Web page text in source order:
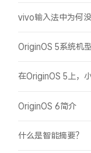
vivo输入法中为何
在OriginOS 5上，
OriginOS 6简介
什么是智能摘要？